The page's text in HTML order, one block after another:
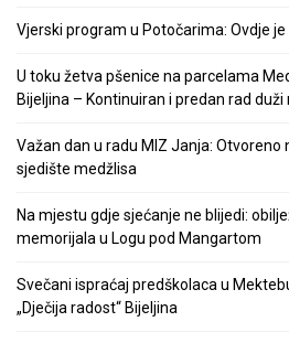
Vjerski program u Potočarima: Ovdje
U toku žetva pšenice na parcelama
Bijeljina – Kontinuiran i predan rad duži
Važan dan u radu MIZ Janja:
sjedište medžlisa
Na mjestu gdje sjećanje ne blijedi:
memorijala u Logu pod Mangartom
Svečani ispraćaj predškolaca u
„Dječija radost“ Bijeljina